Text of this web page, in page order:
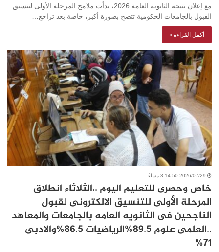
مع إعلان نتيجة الثانوية العامة 2026، بدأت ملامح المرحلة الأولى لتنسيق
القبول بالجامعات الحكومية تتضح بصورة أكبر، خاصة بعد تراجع…
أكمل القراءة »
2026/07/29 3:14:50 مساءً
خاص وحصرى للتعليم اليوم ..الثلاثاء انطلاق
المرحلة الأولى للتنسيق الالكترونى لقبول
الناجحين فى الثانويه العامه بالجامعات والمعاهد
..العلمى علوم 89.5%الرياضيات 86.5%والادبى
71%